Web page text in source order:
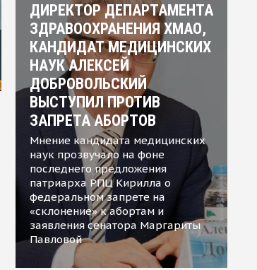
ДИРЕКТОР ДЕПАРТАМЕНТА
ЗДРАВООХРАНЕНИЯ ХМАО,
КАНДИДАТ МЕДИЦИНСКИХ
НАУК АЛЕКСЕЙ
ДОБРОВОЛЬСКИЙ
ВЫСТУПИЛ ПРОТИВ
ЗАПРЕТА АБОРТОВ
Мнение кандидата медицинских
наук прозвучало на фоне
последнего предложения
патриарха РПЦ Кирилла о
федеральном запрете на
«склонение» к абортам и
заявления сенатора Маргариты
Павловой